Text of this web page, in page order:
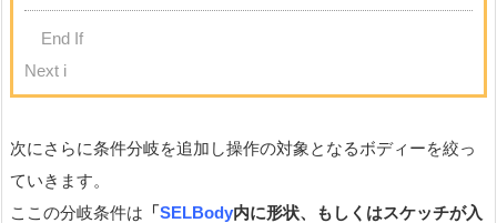
End If
Next i
次にさらに条件分岐を追加し操作の対象となるボディーを絞っ
ていきます。
ここの分岐条件は 「SELBody内に形状、もしくはスケッチが入